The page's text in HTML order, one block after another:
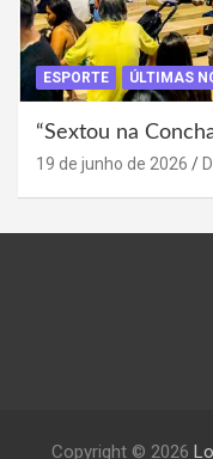
ESPORTE ÚLTIMAS
“Sextou na
19 de junho de 2026
Copyright © 2026